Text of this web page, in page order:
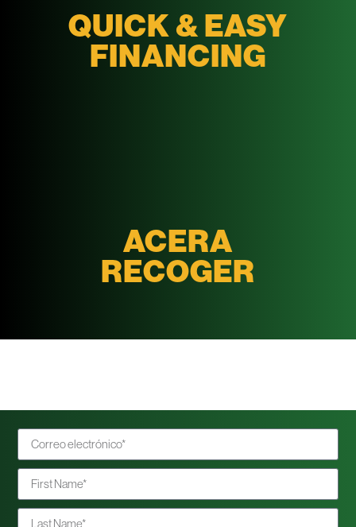
QUICK & EASY
FINANCING
ACERA
RECOGER